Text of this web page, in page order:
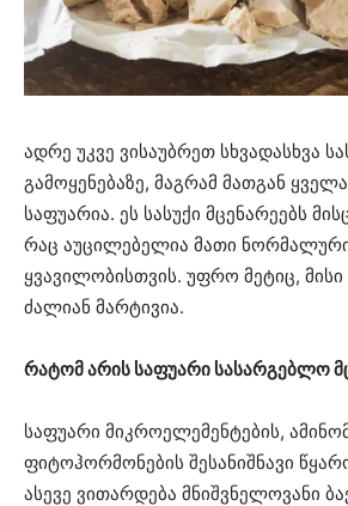
ადრე უკვე ვისაუბრეთ სხვადასხვა
გამოყენებაზე, მაგრამ მათგან
საფუარია. ეს სასუქი მცენარეებს
რაც აუცილებელია მათი
ყვავილობისთვის. უფრო მეტიც, მისი
ძალიან მარტივია.
რატომ არის საფუარი სასარგებლო
საფუარი მიკროელემენტების,
ფიტოჰორმონების შესანიშნავი
ასევე ვითარდება მნიშვნელოვანი